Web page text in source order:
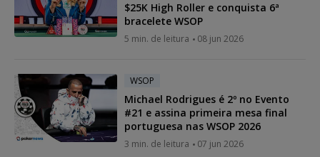
$25K High Roller e conquista 6ª
bracelete WSOP
5 min. de leitura 08 jun 2026
WSOP
Michael Rodrigues é 2º no Evento
#21 e assina primeira mesa final
portuguesa nas WSOP 2026
3 min. de leitura 07 jun 2026